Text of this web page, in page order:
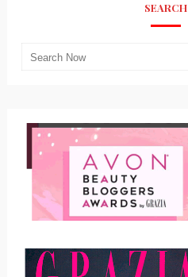
SEARCH